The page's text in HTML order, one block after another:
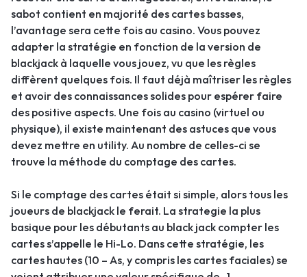
sabot contient en majorité des cartes basses,
l’avantage sera cette fois au casino. Vous pouvez
adapter la stratégie en fonction de la version de
blackjack à laquelle vous jouez, vu que les règles
diffèrent quelques fois. Il faut déjà maîtriser les règles
et avoir des connaissances solides pour espérer faire
des positive aspects. Une fois au casino (virtuel ou
physique), il existe maintenant des astuces que vous
devez mettre en utility. Au nombre de celles-ci se
trouve la méthode du comptage des cartes.
Si le comptage des cartes était si simple, alors tous les
joueurs de blackjack le ferait. La strategie la plus
basique pour les débutants au black jack compter les
cartes s’appelle le Hi-Lo. Dans cette stratégie, les
cartes hautes (10 – As, y compris les cartes faciales) se